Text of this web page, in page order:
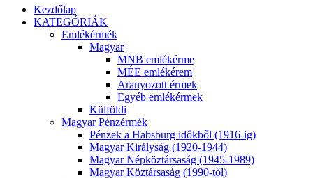
Kezdőlap
KATEGÓRIÁK
Emlékérmék
Magyar
MNB emlékérme
MÉE emlékérem
Aranyozott érmek
Egyéb emlékérmek
Külföldi
Magyar Pénzérmék
Pénzek a Habsburg időkből (1916-ig)
Magyar Királyság (1920-1944)
Magyar Népköztársaság (1945-1989)
Magyar Köztársaság (1990-től)